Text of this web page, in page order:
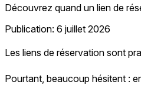
Découvrez quand un lien de
Publication: 6 juillet 2026
Les liens de réservation sont
Pourtant, beaucoup hésitent :